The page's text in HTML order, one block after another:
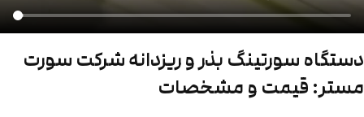
دستگاه سورتینگ بذر و ریزدانه شرکت سورت
مستر: قیمت و مشخصات